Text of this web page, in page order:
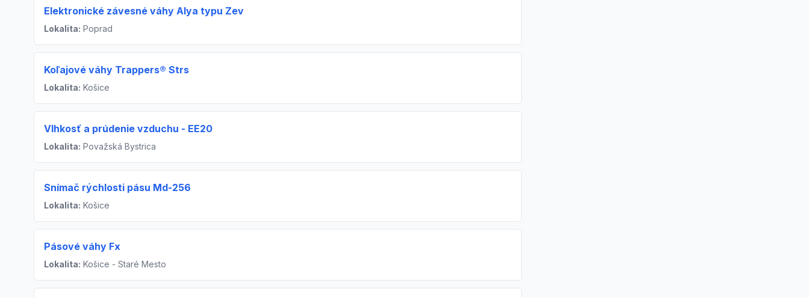
Elektronické závesné váhy Alya typu Zev
Lokalita: Poprad
Koľajové váhy Trappers® Strs
Lokalita: Košice
Vlhkosť a prúdenie vzduchu - EE20
Lokalita: Považská Bystrica
Snímač rýchlosti pásu Md-256
Lokalita: Košice
Pásové váhy Fx
Lokalita: Košice - Staré Mesto